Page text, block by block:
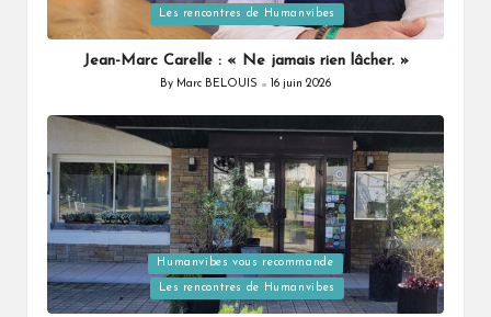
Les rencontres de Humanvibes
Jean-Marc Carelle : « Ne jamais rien lâcher. »
Posted
By Marc BELOUIS 16 juin 2026
Posted
in
Humanvibes vous recommande
Les rencontres de Humanvibes